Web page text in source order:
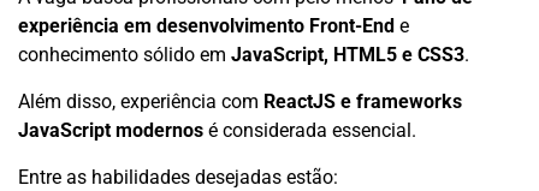
experiência em desenvolvimento Front-End e
conhecimento sólido em JavaScript, HTML5 e CSS3.
Além disso, experiência com ReactJS e frameworks
JavaScript modernos é considerada essencial.
Entre as habilidades desejadas estão: